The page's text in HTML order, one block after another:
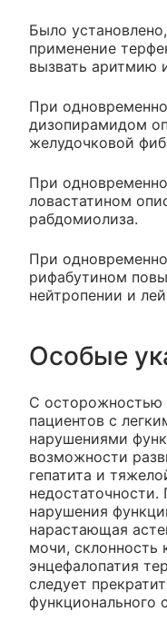
Было
применение
вызвать аритмию
При
дизопирамидом
желудочковой
При
ловастатином
рабдомиолиза.
При
рифабутином
нейтропении и
Особые
С осторожностью
пациентов с
нарушениями
возможности
гепатита и
нарушения
нарастающая
мочи, склонность
энцефалопатия
следует
функционального